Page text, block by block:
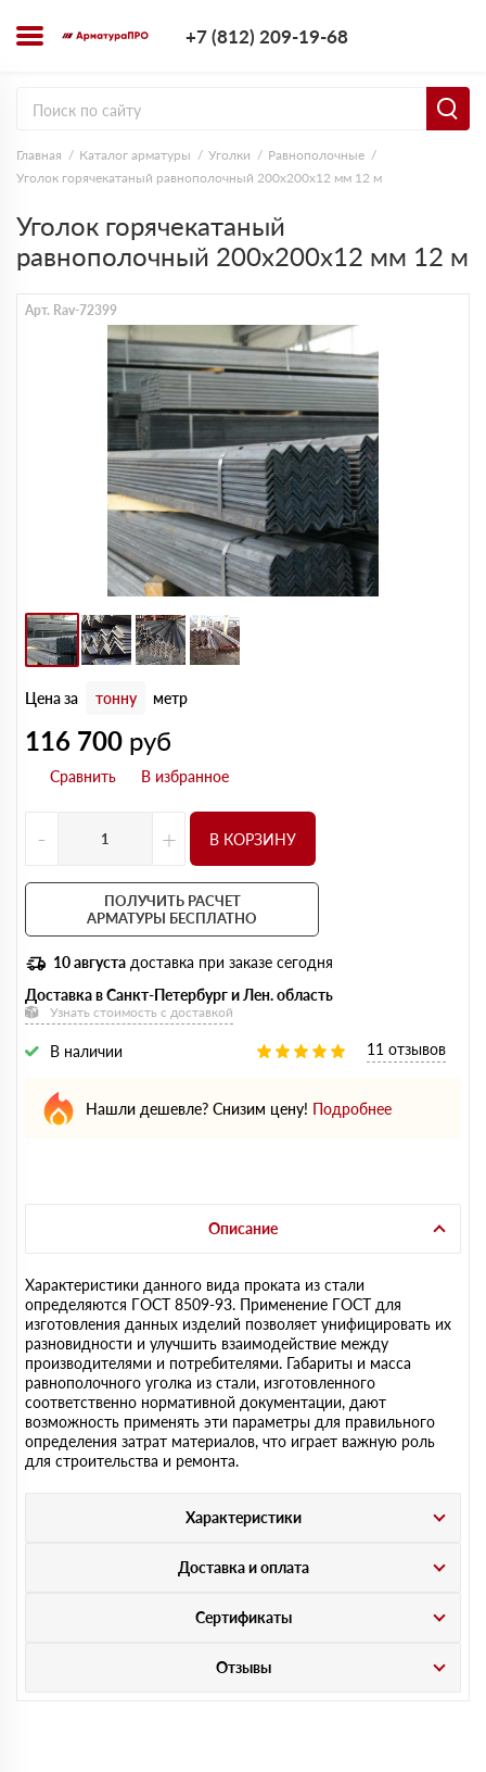
+7 (812) 209-19-68
Главная Каталог арматуры Уголки
Равнополочные
Уголок горячекатаный равнополочный 200х200х12 мм 12 м
Уголок горячекатаный
равнополочный 200х200х12 мм 12 м
Арт. Rav-72399
Цена за тонну метр
116 700 руб
- + В КОРЗИНУ
ПОЛУЧИТЬ РАСЧЕТ
АРМАТУРЫ БЕСПЛАТНО
10 августа доставка при заказе сегодня
Доставка в Санкт-Петербург и Лен. область
Узнать стоимость с доставкой
В наличии 11 отзывов
Нашли дешевле? Снизим цену! Подробнее
Описание
Характеристики данного вида проката из стали
определяются ГОСТ 8509-93. Применение ГОСТ для
изготовления данных изделий позволяет унифицировать их
разновидности и улучшить взаимодействие между
производителями и потребителями. Габариты и масса
равнополочного уголка из стали, изготовленного
соответственно нормативной документации, дают
возможность применять эти параметры для правильного
определения затрат материалов, что играет важную роль
для строительства и ремонта.
Характеристики
Доставка и оплата
Сертификаты
Отзывы